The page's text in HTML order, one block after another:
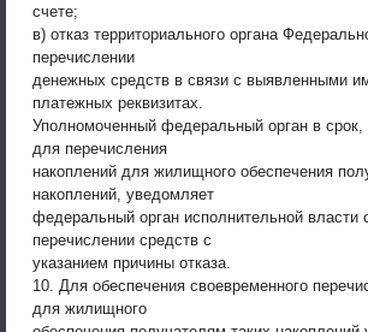
счете;
в) отказ территориального органа
перечислении
денежных средств в связи с выявленными
платежных реквизитах.
Уполномоченный федеральный орган в срок,
для перечисления
накоплений для жилищного обеспечения
накоплений, уведомляет
федеральный орган исполнительной власти
перечислении средств с
указанием причины отказа.
10. Для обеспечения своевременного
для жилищного